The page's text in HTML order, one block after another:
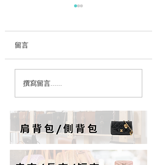
為什麼女生永遠缺一顆
留言
撰寫留言......